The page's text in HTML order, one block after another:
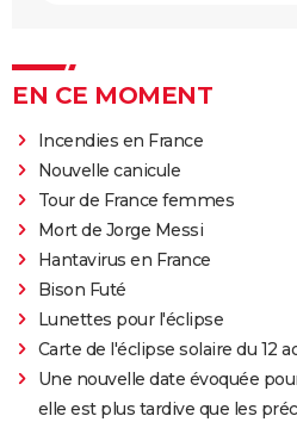
EN CE MOMENT
Incendies en France
Nouvelle canicule
Tour de France femmes
Mort de Jorge Messi
Hantavirus en France
Bison Futé
Lunettes pour l'éclipse
Carte de l'éclipse solaire du 12
Une nouvelle date évoquée
elle est plus tardive que les